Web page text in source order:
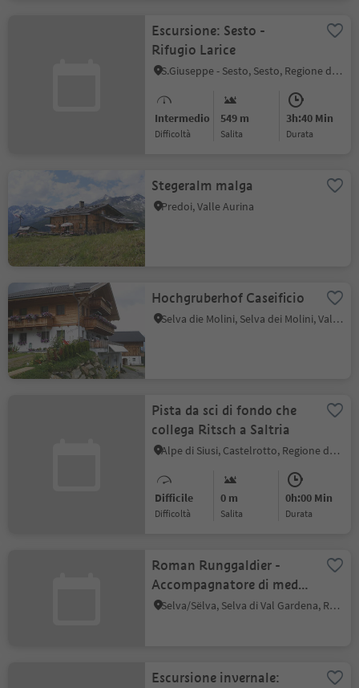
Escursione: Sesto -
Rifugio Larice
S.Giuseppe - Sesto, Sesto, Regione dolomitica 3 Cime
Intermedio
Difficoltà
549 m
Salita
3h:40 Min
durata
Stegeralm malga
Predoi, Valle Aurina
Hochgruberhof Caseificio
Selva die Molini, Selva dei Molini, Valle Aurina
Pista da sci di fondo che
collega Ritsch a Saltria
Alpe di Siusi, Castelrotto, Regione dolomitica Alpe di Siusi
Difficile
Difficoltà
0 m
Salita
0h:00 Min
durata
Roman Runggaldier -
Accompagnatore di media
montagna/guida
Selva/Sëlva, Selva di Val Gardena, Regione dolomitica Val Gardena
Escursione invernale: